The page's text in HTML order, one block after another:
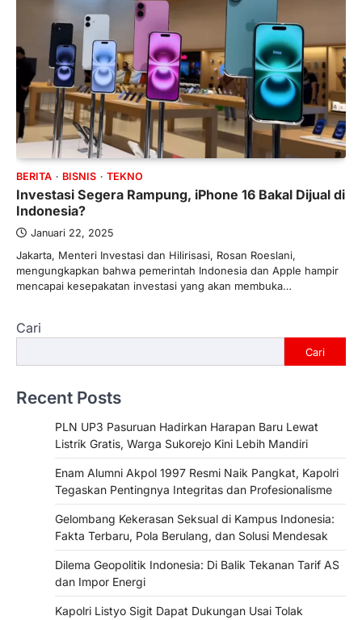
BERITA BISNIS TEKNO
Investasi Segera Rampung, iPhone 16 Bakal Dijual di
Indonesia?
Januari 22, 2025
Jakarta, Menteri Investasi dan Hilirisasi, Rosan Roeslani,
mengungkapkan bahwa pemerintah Indonesia dan Apple hampir
mencapai kesepakatan investasi yang akan membuka…
Cari
Cari
Recent Posts
PLN UP3 Pasuruan Hadirkan Harapan Baru Lewat
Listrik Gratis, Warga Sukorejo Kini Lebih Mandiri
Enam Alumni Akpol 1997 Resmi Naik Pangkat, Kapolri
Tegaskan Pentingnya Integritas dan Profesionalisme
Gelombang Kekerasan Seksual di Kampus Indonesia:
Fakta Terbaru, Pola Berulang, dan Solusi Mendesak
Dilema Geopolitik Indonesia: Di Balik Tekanan Tarif AS
dan Impor Energi
Kapolri Listyo Sigit Dapat Dukungan Usai Tolak